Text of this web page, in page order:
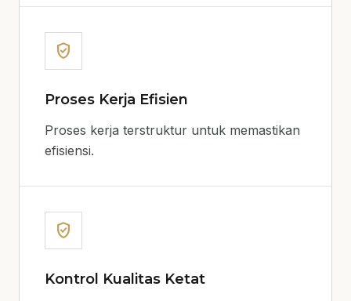
verified_user
Proses Kerja Efisien
Proses kerja terstruktur untuk memastikan
efisiensi.
verified_user
Kontrol Kualitas Ketat